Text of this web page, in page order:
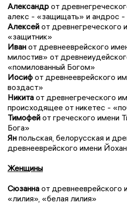
Александр от
алекс - «защищать» и андрос
Алексей от древнегреческого
«защитник»
Иван от древнееврейского
милостив» от
«помилованный Богом»
Иосиф от древнееврейского
воздаст»
Никита от древнегреческого
происходящее от никетес -
Тимофей от греческого имени
Бога»
Ян польская, белорусская и
древнееврейского имени
Женщины
Сюзанна от
«лилия», «белая лилия»